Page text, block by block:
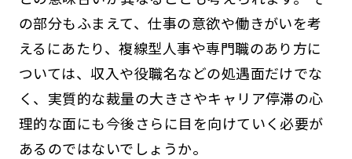
の部分もふまえて、仕事の意欲や働きがいを考
えるにあたり、複線型人事や専門職のあり方に
ついては、収入や役職名などの処遇面だけでな
く、実質的な裁量の大きさやキャリア停滞の心
理的な面にも今後さらに目を向けていく必要が
あるのではないでしょうか。